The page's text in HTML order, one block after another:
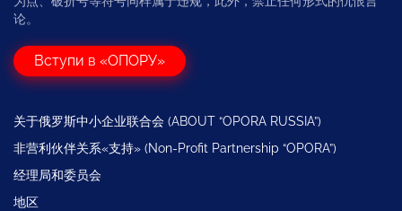
论。
Вступи в «ОПОРУ»
关于俄罗斯中小企业联合会 (ABOUT “OPORA RUSSIA”)
非营利伙伴关系«支持» (Non-Profit Partnership “OPORA”)
经理局和委员会
地区